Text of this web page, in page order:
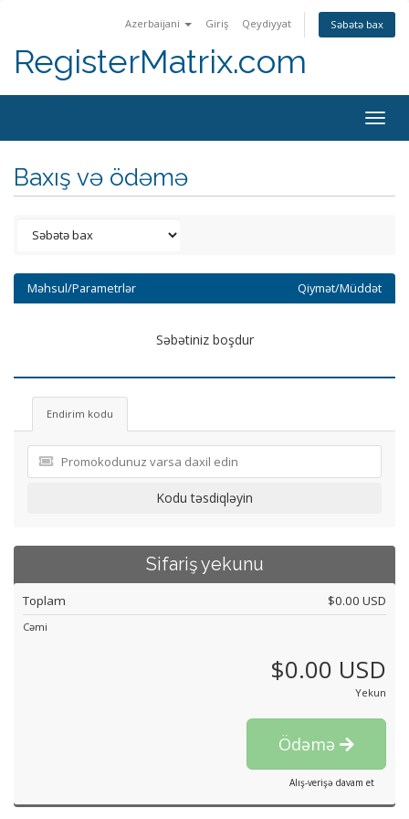
Azerbaijani Giriş Qeydiyyat Səbətə bax
RegisterMatrix.com
Baxış və ödəmə
Məhsul/Parametrlər Qiymət/Müddət
Səbətiniz boşdur
Endirim kodu
Kodu təsdiqləyin
Sifariş yekunu
Toplam $0.00 USD
Cəmi
$0.00 USD
Yekun
Ödəmə
Alış-verişə davam et